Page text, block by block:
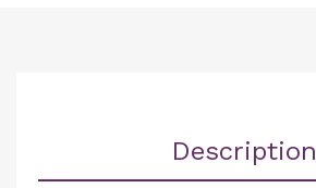
Description